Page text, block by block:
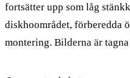
fortsätter upp som låg
diskhoområdet, förberedda
montering. Bilderna är